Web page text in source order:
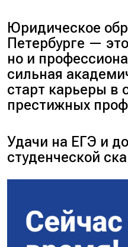
Юридическое
Петербурге —
но и
сильная
старт карьеры в
престижных
Удачи на ЕГЭ и
студенческой